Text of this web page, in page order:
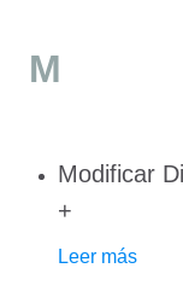
M
Modificar
+
Leer más